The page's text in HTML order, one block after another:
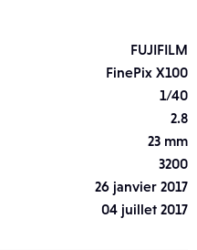
FUJIFILM
FinePix X100
1/40
2.8
23 mm
3200
26 janvier 2017
04 juillet 2017